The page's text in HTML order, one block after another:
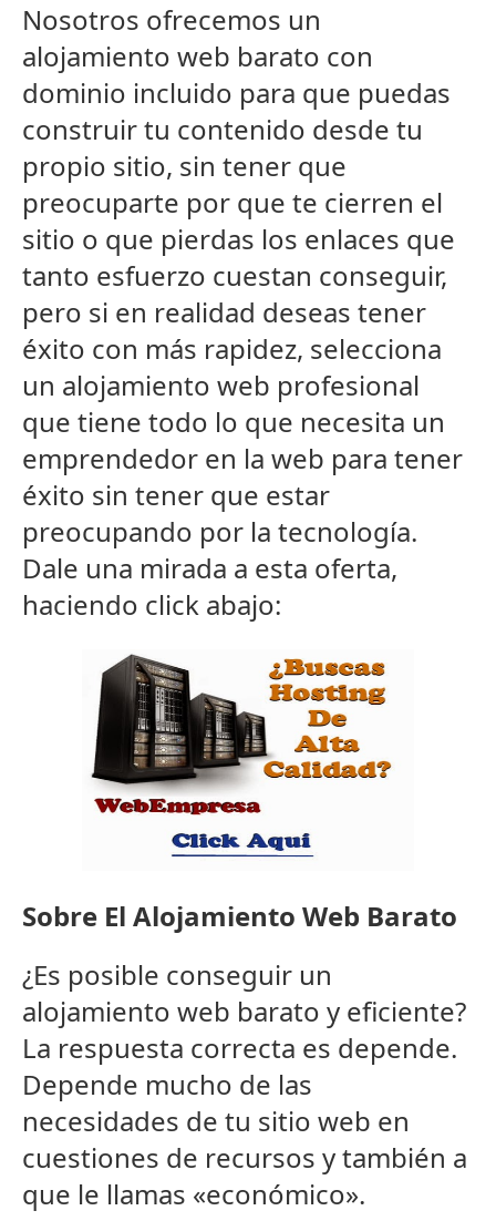
Nosotros ofrecemos un
alojamiento web barato con
dominio incluido para que puedas
construir tu contenido desde tu
propio sitio, sin tener que
preocuparte por que te cierren el
sitio o que pierdas los enlaces que
tanto esfuerzo cuestan conseguir,
pero si en realidad deseas tener
éxito con más rapidez, selecciona
un alojamiento web profesional
que tiene todo lo que necesita un
emprendedor en la web para tener
éxito sin tener que estar
preocupando por la tecnología.
Dale una mirada a esta oferta,
haciendo click abajo:
Sobre El Alojamiento Web Barato
¿Es posible conseguir un
alojamiento web barato y eficiente?
La respuesta correcta es depende.
Depende mucho de las
necesidades de tu sitio web en
cuestiones de recursos y también a
que le llamas «económico».